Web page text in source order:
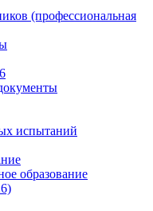
(профессиональная
испытаний
образование